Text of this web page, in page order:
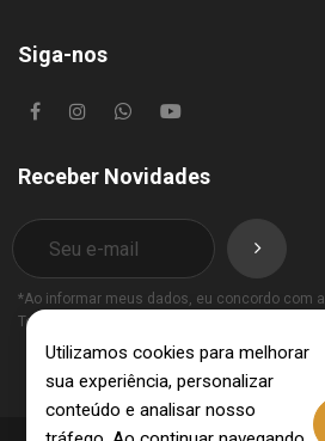
Siga-nos
Receber Novidades
*Ao informar meus dados, eu concordo com a
Termos de Uso
Utilizamos cookies para melhorar
sua experiência, personalizar
conteúdo e analisar nosso